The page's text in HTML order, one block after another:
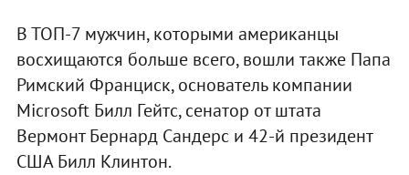
В ТОП-7 мужчин, которыми американцы
восхищаются больше всего, вошли также Папа
Римский Франциск, основатель компании
Microsoft Билл Гейтс, сенатор от штата
Вермонт Бернард Сандерс и 42-й президент
США Билл Клинтон.